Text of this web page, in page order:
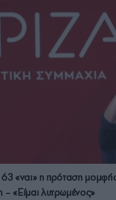
«ναι» η πρόταση
«Είμαι λυτρωμένος»